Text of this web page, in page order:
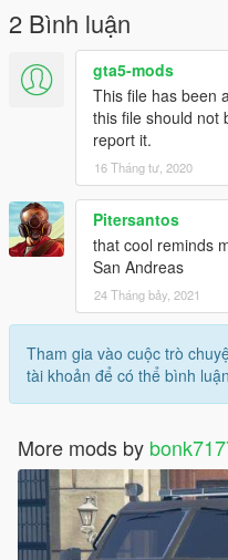
2 Bình luận
gta5-mods
This file has been
this file should not
report it.
16 Tháng tư, 2020
Pitersantos
that cool reminds
San Andreas
24 Tháng bảy, 2021
Tham gia vào cuộc trò
tài khoản để có thể bình
More mods by